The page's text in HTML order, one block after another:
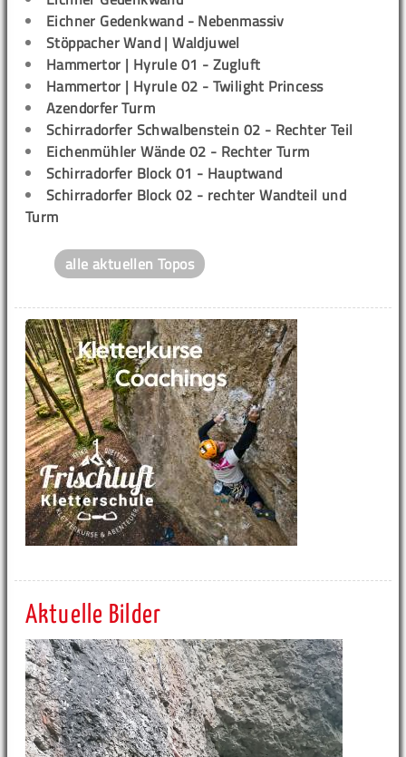
Eichner Gedenkwand - Nebenmassiv
Stöppacher Wand | Waldjuwel
Hammertor | Hyrule 01 - Zugluft
Hammertor | Hyrule 02 - Twilight Princess
Azendorfer Turm
Schirradorfer Schwalbenstein 02 - Rechter Teil
Eichenmühler Wände 02 - Rechter Turm
Schirradorfer Block 01 - Hauptwand
Schirradorfer Block 02 - rechter Wandteil und
Turm
alle aktuellen Topos
Aktuelle Bilder